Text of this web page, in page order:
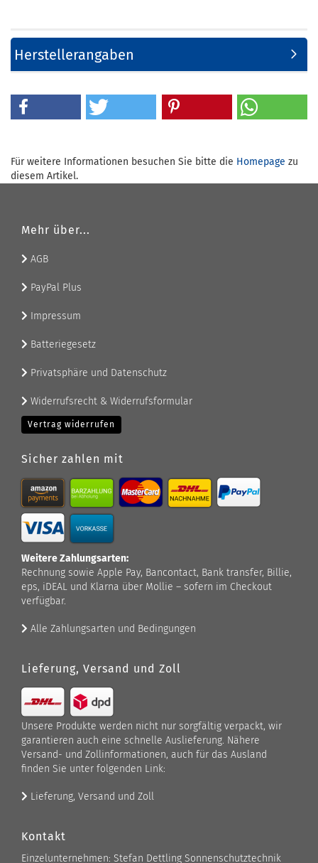
Herstellerangaben
Für weitere Informationen besuchen Sie bitte die Homepage zu
diesem Artikel.
Mehr über...
AGB
PayPal Plus
Impressum
Batteriegesetz
Privatsphäre und Datenschutz
Widerrufsrecht & Widerrufsformular
Vertrag widerrufen
Sicher zahlen mit
Weitere Zahlungsarten:
Rechnung sowie Apple Pay, Bancontact, Bank transfer, Billie,
eps, iDEAL und Klarna über Mollie – sofern im Checkout
verfügbar.
Alle Zahlungsarten und Bedingungen
Lieferung, Versand und Zoll
Unsere Produkte werden nicht nur sorgfältig verpackt, wir
garantieren auch eine schnelle Auslieferung. Nähere
Versand- und Zollinformationen, auch für das Ausland
finden Sie unter folgenden Link:
Lieferung, Versand und Zoll
Kontakt
Einzelunternehmen: Stefan Dettling Sonnenschutztechnik